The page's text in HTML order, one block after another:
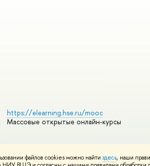
файлов cookies можно найти здесь, наши
https://elearning.hse.ru/mooc
Массовые открытые онлайн-курсы